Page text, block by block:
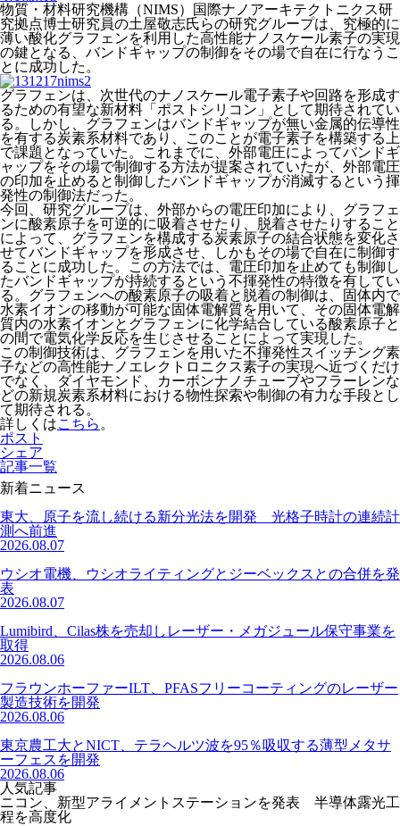
物質・材料研究機構（NIMS）国際ナノアーキテクトニクス研
究拠点博士研究員の土屋敬志氏らの研究グループは、究極的に
薄い酸化グラフェンを利用した高性能ナノスケール素子の実現
の鍵となる、バンドギャップの制御をその場で自在に行なうこ
とに成功した。
グラフェンは、次世代のナノスケール電子素子や回路を形成す
るための有望な新材料「ポストシリコン」として期待されてい
る。しかし、グラフェンはバンドギャップが無い金属的伝導性
を有する炭素系材料であり、このことが電子素子を構築する上
で課題となっていた。これまでに、外部電圧によってバンドギ
ャップをその場で制御する方法が提案されていたが、外部電圧
の印加を止めると制御したバンドギャップが消滅するという揮
発性の制御法だった。
今回、研究グループは、外部からの電圧印加により、グラフェ
ンに酸素原子を可逆的に吸着させたり、脱着させたりすること
によって、グラフェンを構成する炭素原子の結合状態を変化さ
せてバンドギャップを形成させ、しかもその場で自在に制御す
ることに成功した。この方法では、電圧印加を止めても制御し
たバンドギャップが持続するという不揮発性の特徴を有してい
る。グラフェンへの酸素原子の吸着と脱着の制御は、固体内で
水素イオンの移動が可能な固体電解質を用いて、その固体電解
質内の水素イオンとグラフェンに化学結合している酸素原子と
の間で電気化学反応を生じさせることによって実現した。
この制御技術は、グラフェンを用いた不揮発性スイッチング素
子などの高性能ナノエレクトロニクス素子の実現へ近づくだけ
でなく、ダイヤモンド、カーボンナノチューブやフラーレンな
どの新規炭素系材料における物性探索や制御の有力な手段とし
て期待される。
詳しくはこちら 。
ポスト
シェア
記事一覧
新着ニュース
東大、原子を流し続ける新分光法を開発 光格子時計の連続計
測へ前進
2026.08.07
ウシオ電機、ウシオライティングとジーベックスとの合併を発
表
2026.08.07
Lumibird、Cilas株を売却しレーザー・メガジュール保守事業を
取得
2026.08.06
フラウンホーファーILT、PFASフリーコーティングのレーザー
製造技術を開発
2026.08.06
東京農工大とNICT、テラヘルツ波を95％吸収する薄型メタサ
ーフェスを開発
2026.08.06
人気記事
ニコン、新型アライメントステーションを発表 半導体露光工
程を高度化